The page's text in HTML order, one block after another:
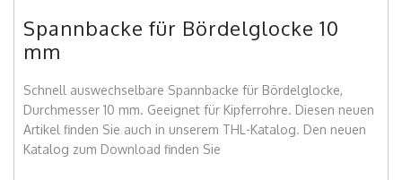
Spannbacke für Bördelglocke 10
mm
Schnell auswechselbare Spannbacke für Bördelglocke,
Durchmesser 10 mm. Geeignet für Kipferrohre. Diesen neuen
Artikel finden Sie auch in unserem THL-Katalog. Den neuen
Katalog zum Download finden Sie